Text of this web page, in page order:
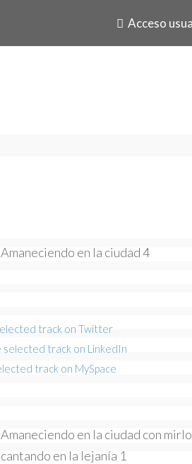
Acceso
Amaneciendo en la ciudad 4
Amaneciendo en la ciudad con mirlo
cantando en la lejanía 1